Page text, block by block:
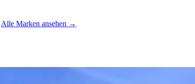
Alle Marken ansehen →